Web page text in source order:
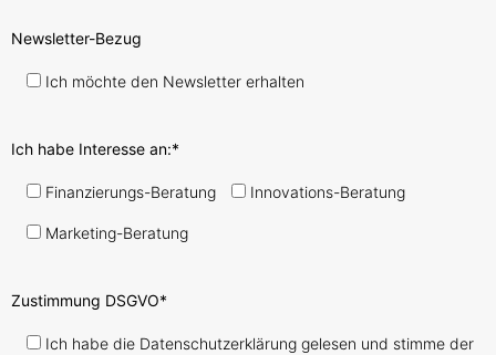
Newsletter-Bezug
Ich möchte den Newsletter erhalten
Ich habe Interesse an:*
Finanzierungs-Beratung Innovations-Beratung
Marketing-Beratung
Zustimmung DSGVO*
Ich habe die Datenschutzerklärung gelesen und stimme der